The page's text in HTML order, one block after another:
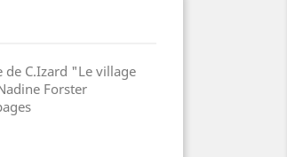
de C.Izard "Le village
Forster